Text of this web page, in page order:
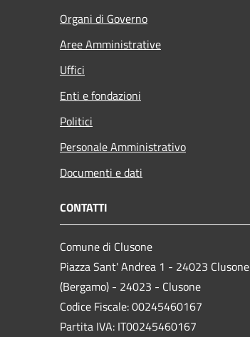
Organi di Governo
Aree Amministrative
Uffici
Enti e fondazioni
Politici
Personale Amministrativo
Documenti e dati
CONTATTI
Comune di Clusone
Piazza Sant' Andrea 1 - 24023 Clusone
(Bergamo) - 24023 - Clusone
Codice Fiscale: 00245460167
Partita IVA: IT00245460167